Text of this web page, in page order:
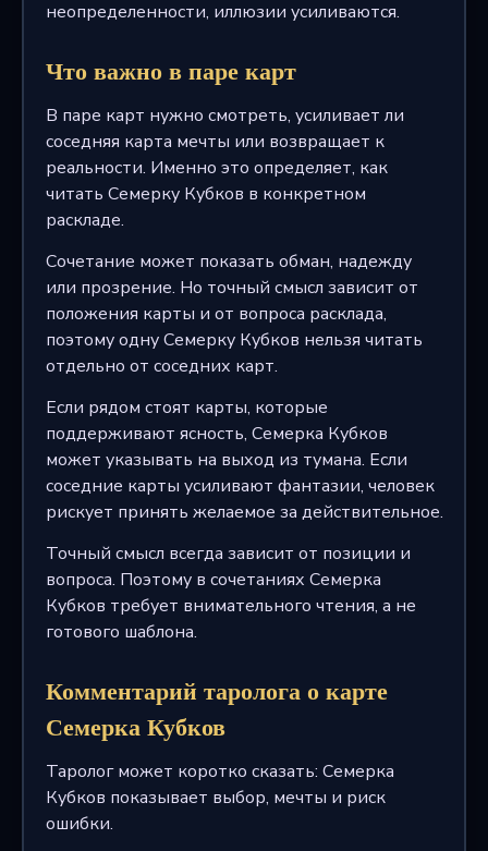
неопределенности, иллюзии усиливаются.
Что важно в паре карт
В паре карт нужно смотреть, усиливает ли
соседняя карта мечты или возвращает к
реальности. Именно это определяет, как
читать Семерку Кубков в конкретном
раскладе.
Сочетание может показать обман, надежду
или прозрение. Но точный смысл зависит от
положения карты и от вопроса расклада,
поэтому одну Семерку Кубков нельзя читать
отдельно от соседних карт.
Если рядом стоят карты, которые
поддерживают ясность, Семерка Кубков
может указывать на выход из тумана. Если
соседние карты усиливают фантазии, человек
рискует принять желаемое за действительное.
Точный смысл всегда зависит от позиции и
вопроса. Поэтому в сочетаниях Семерка
Кубков требует внимательного чтения, а не
готового шаблона.
Комментарий таролога о карте
Семерка Кубков
Таролог может коротко сказать: Семерка
Кубков показывает выбор, мечты и риск
ошибки.